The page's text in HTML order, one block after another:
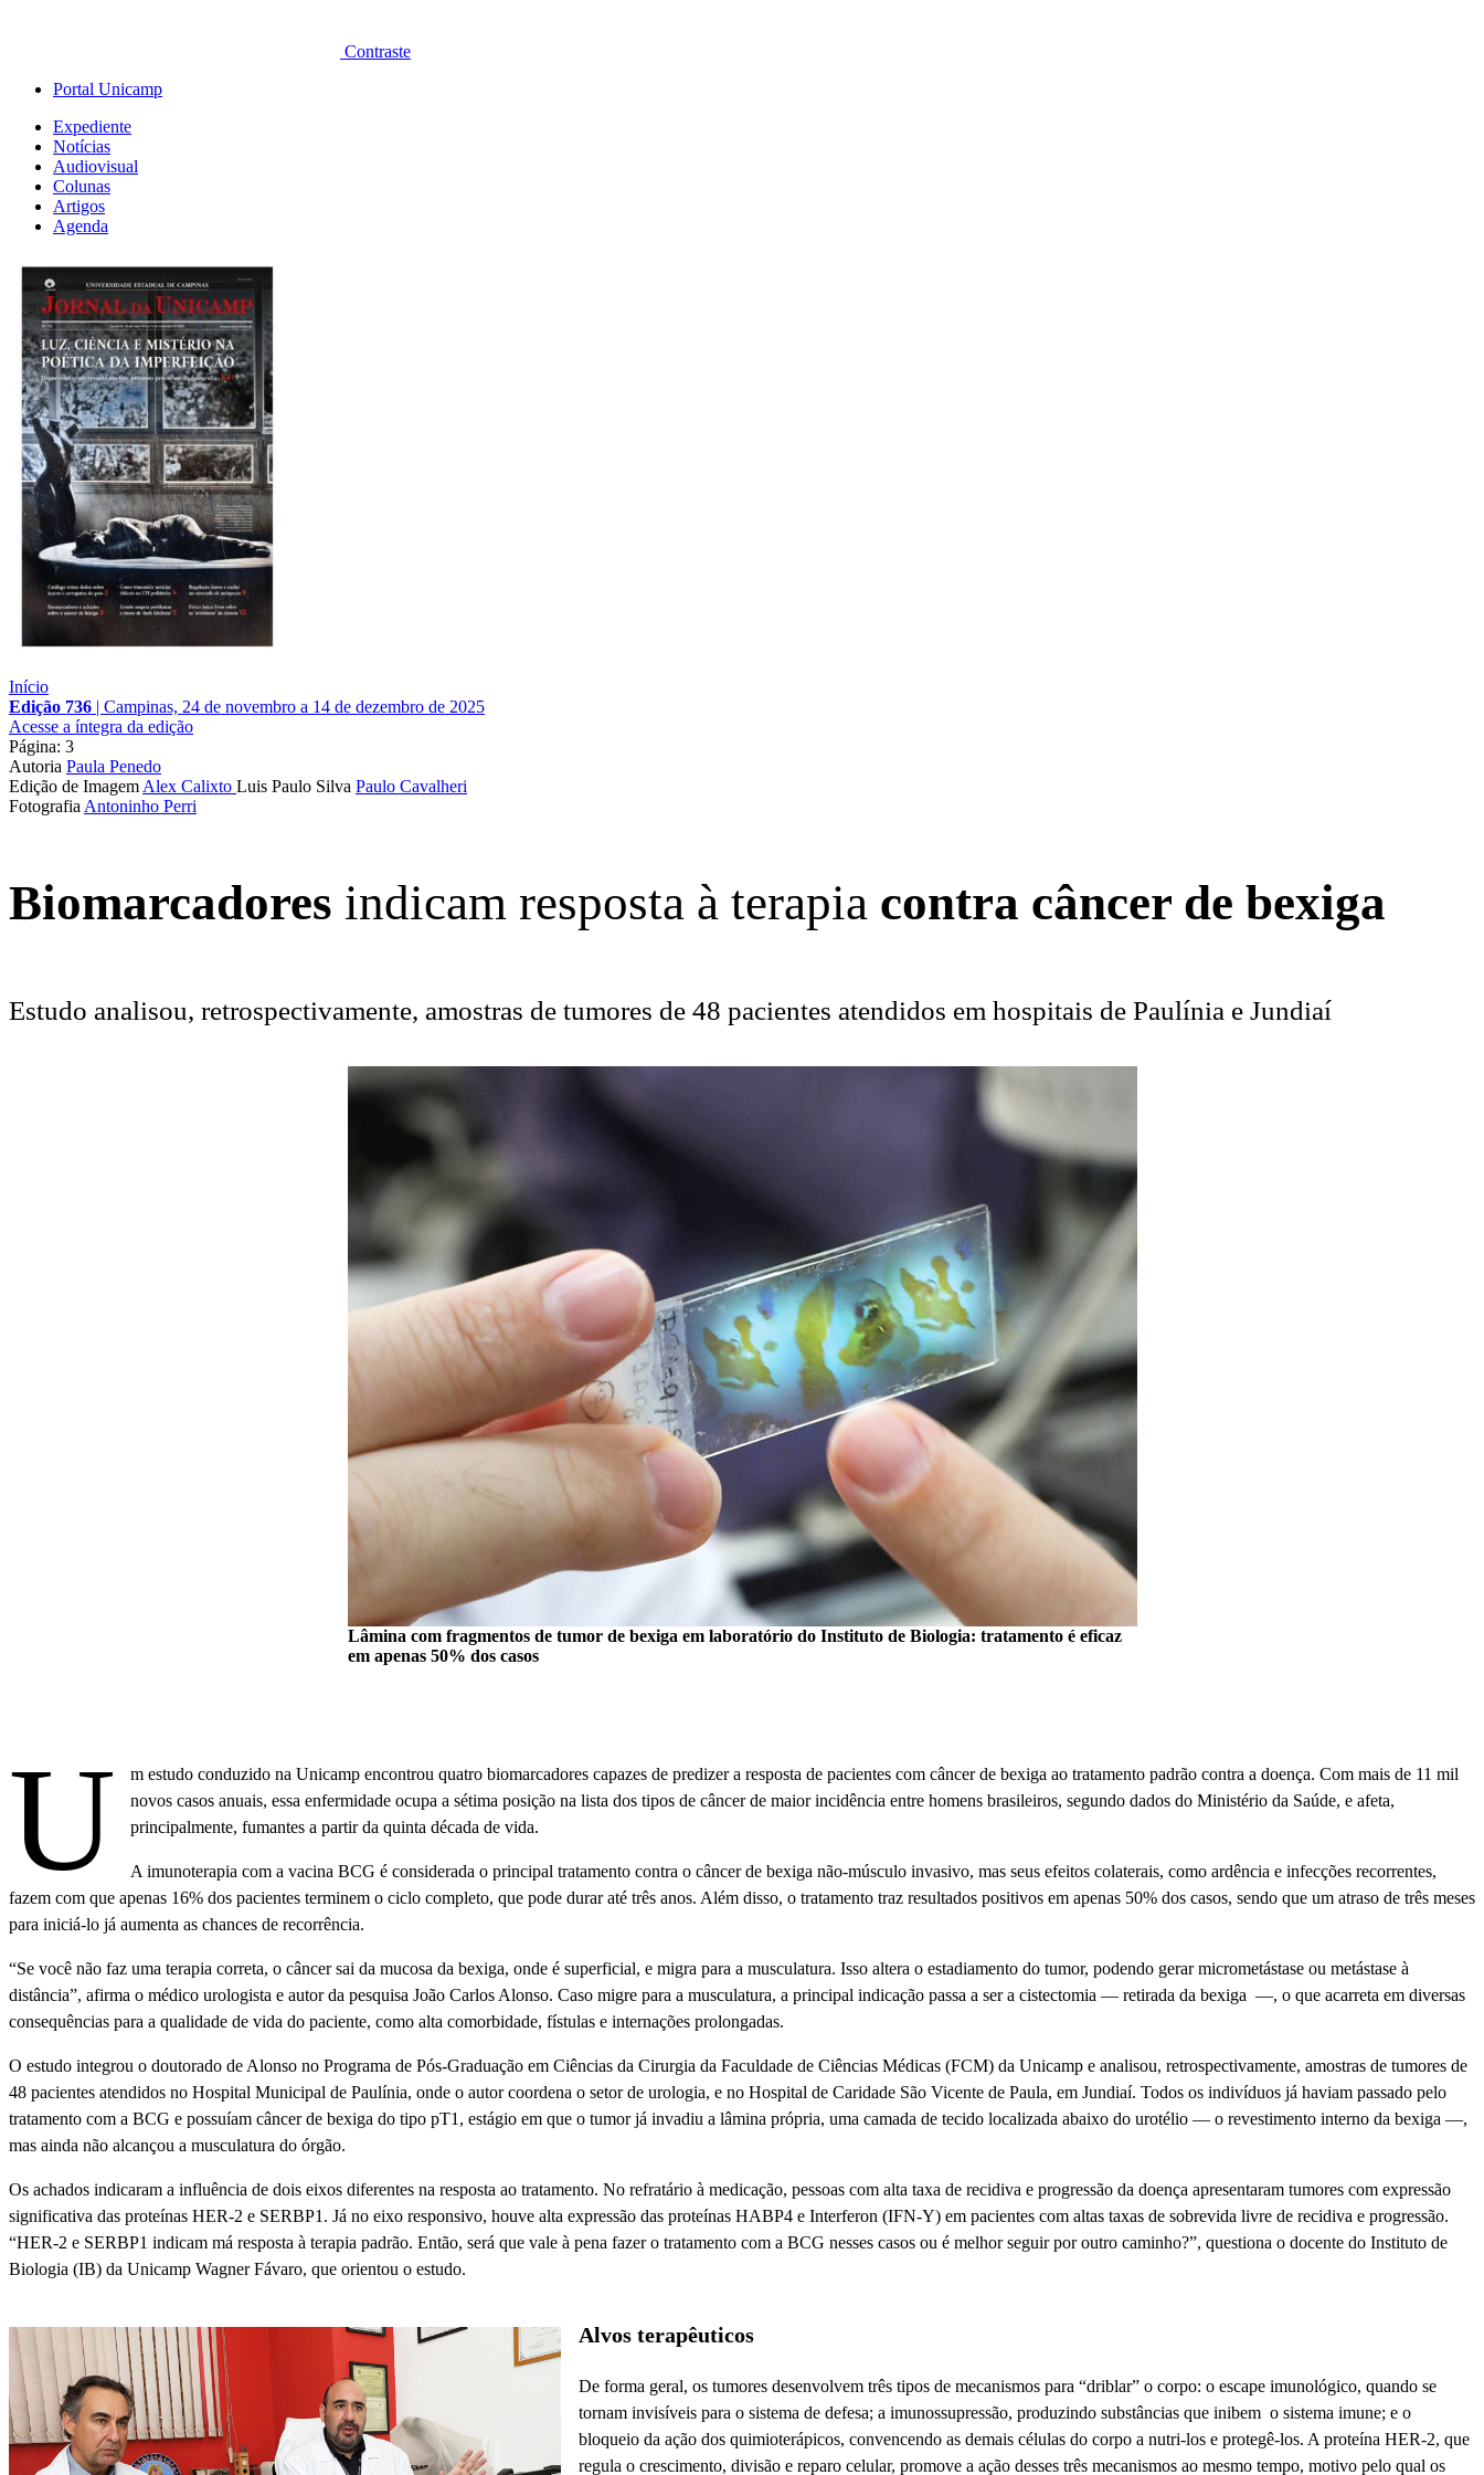
Contraste
Portal Unicamp
Expediente
Notícias
Audiovisual
Colunas
Artigos
Agenda
Início
Edição 736 | Campinas, 24 de novembro a 14 de dezembro de 2025
Acesse a íntegra da edição
Página: 3
Autoria Paula Penedo
Edição de Imagem Alex Calixto Luis Paulo Silva Paulo Cavalheri
Fotografia Antoninho Perri
Biomarcadores indicam resposta à terapia contra câncer de bexiga
Estudo analisou, retrospectivamente, amostras de tumores de 48 pacientes atendidos em hospitais de Paulínia e Jundiaí
Lâmina com fragmentos de tumor de bexiga em laboratório do Instituto de Biologia: tratamento é eficaz
em apenas 50% dos casos
U
m estudo conduzido na Unicamp encontrou quatro biomarcadores capazes de predizer a resposta de pacientes com câncer de bexiga ao tratamento padrão contra a doença. Com mais de 11 mil
novos casos anuais, essa enfermidade ocupa a sétima posição na lista dos tipos de câncer de maior incidência entre homens brasileiros, segundo dados do Ministério da Saúde, e afeta,
principalmente, fumantes a partir da quinta década de vida.
A imunoterapia com a vacina BCG é considerada o principal tratamento contra o câncer de bexiga não-músculo invasivo, mas seus efeitos colaterais, como ardência e infecções recorrentes,
fazem com que apenas 16% dos pacientes terminem o ciclo completo, que pode durar até três anos. Além disso, o tratamento traz resultados positivos em apenas 50% dos casos, sendo que um atraso de três meses
para iniciá-lo já aumenta as chances de recorrência.
“Se você não faz uma terapia correta, o câncer sai da mucosa da bexiga, onde é superficial, e migra para a musculatura. Isso altera o estadiamento do tumor, podendo gerar micrometástase ou metástase à
distância”, afirma o médico urologista e autor da pesquisa João Carlos Alonso. Caso migre para a musculatura, a principal indicação passa a ser a cistectomia — retirada da bexiga —, o que acarreta em diversas
consequências para a qualidade de vida do paciente, como alta comorbidade, fístulas e internações prolongadas.
O estudo integrou o doutorado de Alonso no Programa de Pós-Graduação em Ciências da Cirurgia da Faculdade de Ciências Médicas (FCM) da Unicamp e analisou, retrospectivamente, amostras de tumores de
48 pacientes atendidos no Hospital Municipal de Paulínia, onde o autor coordena o setor de urologia, e no Hospital de Caridade São Vicente de Paula, em Jundiaí. Todos os indivíduos já haviam passado pelo
tratamento com a BCG e possuíam câncer de bexiga do tipo pT1, estágio em que o tumor já invadiu a lâmina própria, uma camada de tecido localizada abaixo do urotélio — o revestimento interno da bexiga —,
mas ainda não alcançou a musculatura do órgão.
Os achados indicaram a influência de dois eixos diferentes na resposta ao tratamento. No refratário à medicação, pessoas com alta taxa de recidiva e progressão da doença apresentaram tumores com expressão
significativa das proteínas HER-2 e SERBP1. Já no eixo responsivo, houve alta expressão das proteínas HABP4 e Interferon (IFN-Y) em pacientes com altas taxas de sobrevida livre de recidiva e progressão.
“HER-2 e SERBP1 indicam má resposta à terapia padrão. Então, será que vale à pena fazer o tratamento com a BCG nesses casos ou é melhor seguir por outro caminho?”, questiona o docente do Instituto de
Biologia (IB) da Unicamp Wagner Fávaro, que orientou o estudo.
Alvos terapêuticos
De forma geral, os tumores desenvolvem três tipos de mecanismos para “driblar” o corpo: o escape imunológico, quando se
tornam invisíveis para o sistema de defesa; a imunossupressão, produzindo substâncias que inibem o sistema imune; e o
bloqueio da ação dos quimioterápicos, convencendo as demais células do corpo a nutri-los e protegê-los. A proteína HER-2, que
regula o crescimento, divisão e reparo celular, promove a ação desses três mecanismos ao mesmo tempo, motivo pelo qual os